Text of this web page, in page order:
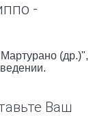
-
(др.)",
Ваш